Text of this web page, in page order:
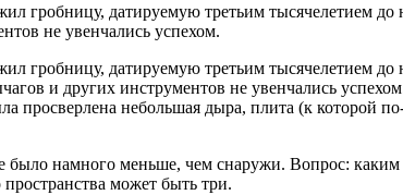
гробницу, датируемую третьим тысячелетием
не увенчались успехом.
гробницу, датируемую третьим тысячелетием
и других инструментов не увенчались
просверлена небольшая дыра, плита (к которой
было намного меньше, чем снаружи. Вопрос:
может быть три.